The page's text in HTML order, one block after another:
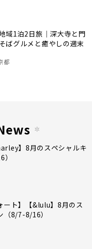
域1泊2日旅｜深大寺と門
ばグルメと癒やしの週末
都
】8月のスペシャルキ
ート】【&lulu】8月のス
（8/7-8/16）